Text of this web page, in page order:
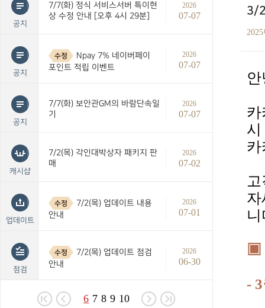
공지
7/7(화) 정식 서비스서버 특이현
상 수정 안내 [오후 4시 29분]
2026
07-07
공지
수정
Npay 7% 네이버페이
포인트 적립 이벤트
2026
07-07
공지
7/7(화) 보안관GM의 바람단속일
기
2026
07-07
캐시샵
7/2(목) 각인대박상자 패키지 판
매
2026
07-02
업데이트
수정
7/2(목) 업데이트 내용
안내
2026
07-01
점검
수정
7/2(목) 업데이트 점검
안내
2026
06-30
6 7 8 9 10
3/
시
카
자
니
▣
- 3